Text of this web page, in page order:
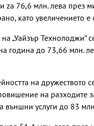
za 76,6 млн. лева през
като увеличението
„Уайзър Технолоджи“
година до 73,66 млн.
на дружеството
на разходите
външни услуги до 83